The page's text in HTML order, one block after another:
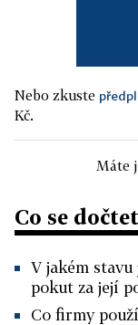
Nebo zkuste
Kč.
Máte
Co se
V jakém
pokut za její
Co firmy